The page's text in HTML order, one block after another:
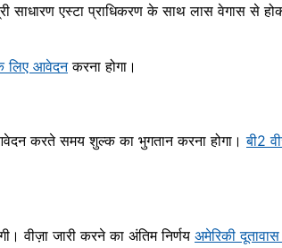
साधारण एस्टा प्राधिकरण के साथ लास वेगास से
लिए आवेदनकरना होगा।
करते समय शुल्क का भुगतान करना होगा।बी2
वीज़ा जारी करने का अंतिम निर्णय अमेरिकी